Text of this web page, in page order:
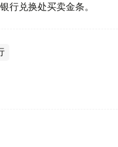
行兑换处买卖金条。